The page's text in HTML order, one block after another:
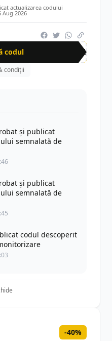
actualizarea codului
Aug 2026
codul
631
condiții
și publicat
semnalată de
și publicat
semnalată de
codul descoperit
-40%